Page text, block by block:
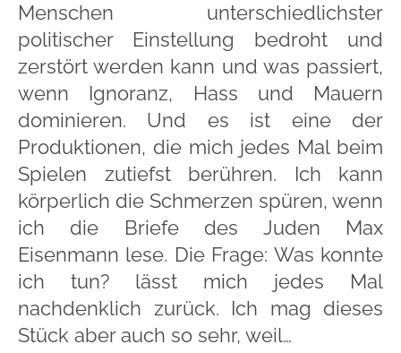
Menschen unterschiedlichster
politischer Einstellung bedroht und
zerstört werden kann und was passiert,
wenn Ignoranz, Hass und Mauern
dominieren. Und es ist eine der
Produktionen, die mich jedes Mal beim
Spielen zutiefst berühren. Ich kann
körperlich die Schmerzen spüren, wenn
ich die Briefe des Juden Max
Eisenmann lese. Die Frage: Was konnte
ich tun? lässt mich jedes Mal
nachdenklich zurück. Ich mag dieses
Stück aber auch so sehr, weil…